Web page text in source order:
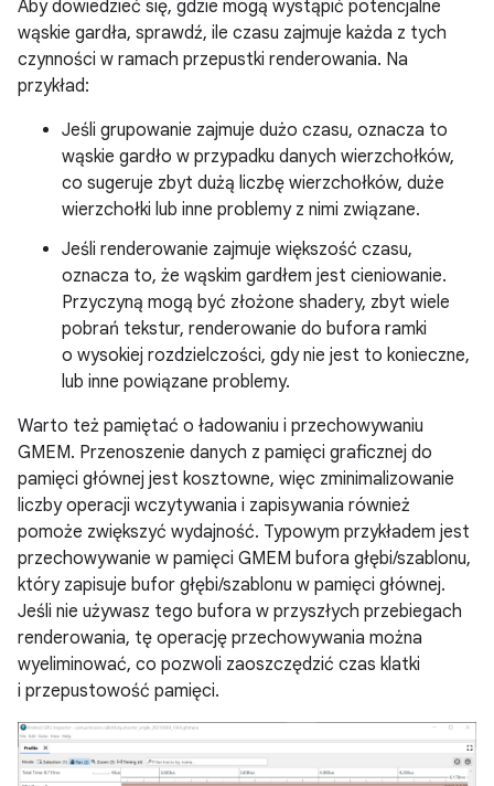
Aby dowiedzieć się, gdzie mogą wystąpić potencjalne
wąskie gardła, sprawdź, ile czasu zajmuje każda z tych
czynności w ramach przepustki renderowania. Na
przykład:
Jeśli grupowanie zajmuje dużo czasu, oznacza to
wąskie gardło w przypadku danych wierzchołków,
co sugeruje zbyt dużą liczbę wierzchołków, duże
wierzchołki lub inne problemy z nimi związane.
Jeśli renderowanie zajmuje większość czasu,
oznacza to, że wąskim gardłem jest cieniowanie.
Przyczyną mogą być złożone shadery, zbyt wiele
pobrań tekstur, renderowanie do bufora ramki
o wysokiej rozdzielczości, gdy nie jest to konieczne,
lub inne powiązane problemy.
Warto też pamiętać o ładowaniu i przechowywaniu
GMEM. Przenoszenie danych z pamięci graficznej do
pamięci głównej jest kosztowne, więc zminimalizowanie
liczby operacji wczytywania i zapisywania również
pomoże zwiększyć wydajność. Typowym przykładem jest
przechowywanie w pamięci GMEM bufora głębi/szablonu,
który zapisuje bufor głębi/szablonu w pamięci głównej.
Jeśli nie używasz tego bufora w przyszłych przebiegach
renderowania, tę operację przechowywania można
wyeliminować, co pozwoli zaoszczędzić czas klatki
i przepustowość pamięci.